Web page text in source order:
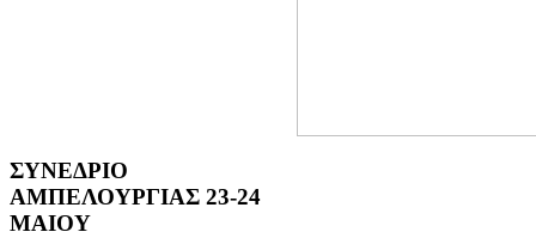
ΣΥΝΕΔΡΙΟ
ΑΜΠΕΛΟΥΡΓΙΑΣ 23-24
ΜΑΙΟΥ